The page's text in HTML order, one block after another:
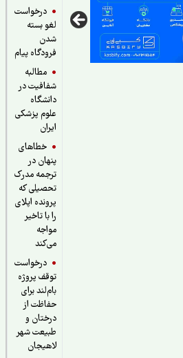
درخواست
لغو بسته
فرودگاه پیام
مطالبه
شفافیت در
دانشگاه
علوم پزشکی
خطاهای
پنهان در
ترجمه مدرک
تحصیلی که
پرونده اپلای
را با تاخیر
درخواست
توقف پروژه
بام‌لند برای
حفاظت از
درختان و
طبیعت شهر
لاهیجان